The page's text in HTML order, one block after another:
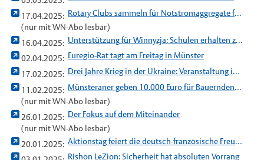
17.04.2025:
Rotary Clubs sammeln für Notstromaggregate für Winnyzja
(nur mit WN-Abo lesbar)
16.04.2025:
Unterstützung für Winnyzja: Schulen erhalten zwei Generatoren
02.04.2025: Euregio-Rat tagt am Freitag in Münster
17.02.2025:
Drei Jahre Krieg in der Ukraine: Veranstaltung im Schloßtheater
11.02.2025:
Münsteraner geben 10.000 Euro für Bauerndenkmal
(nur mit WN-Abo lesbar)
26.01.2025: Der Fokus auf dem Miteinander
(nur mit WN-Abo lesbar)
20.01.2025:
Aktionstag feiert die deutsch-französische Freundschaft
Rishon LeZion: Sicherheit hat absoluten Vorrang